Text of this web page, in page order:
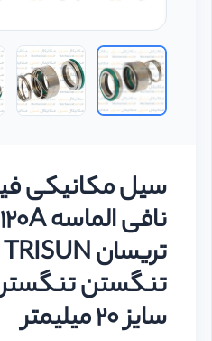
سیل مکانیکی
تنگستن
سایز 20 میلیمتر